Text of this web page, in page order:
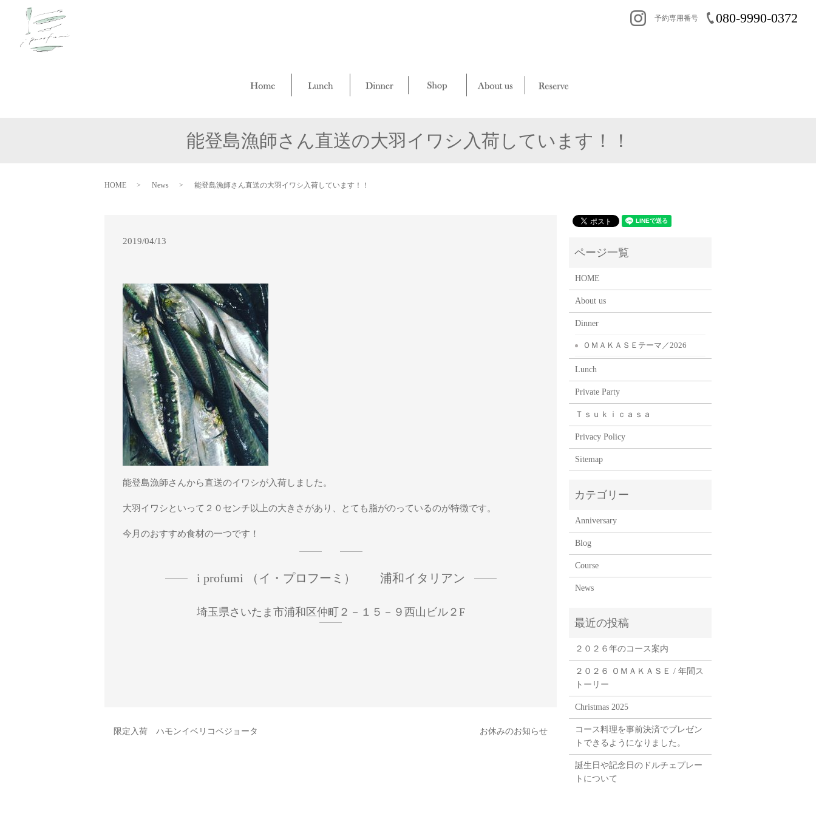
予約専用番号 080-9990-0372
能登島漁師さん直送の大羽イワシ入荷しています！！
HOME News 能登島漁師さん直送の大羽イワシ入荷しています！！
2019/04/13
能登島漁師さんから直送のイワシが入荷しました。
大羽イワシといって２０センチ以上の大きさがあり、とても脂がのっているのが特徴です。
今月のおすすめ食材の一つです！
i profumi （イ・プロフーミ） 浦和イタリアン
埼玉県さいたま市浦和区仲町２－１５－９西山ビル２F
限定入荷 ハモンイベリコベジョータ お休みのお知らせ
HOME
About us
Dinner
ＯＭＡＫＡＳＥテーマ／2026
Lunch
Private Party
Ｔｓｕｋｉｃａｓａ
Privacy Policy
Sitemap
Anniversary
Blog
Course
News
２０２６年のコース案内
２０２６ ＯＭＡＫＡＳＥ / 年間ス
トーリー
Christmas 2025
コース料理を事前決済でプレゼン
トできるようになりました。
誕生日や記念日のドルチェプレー
トについて